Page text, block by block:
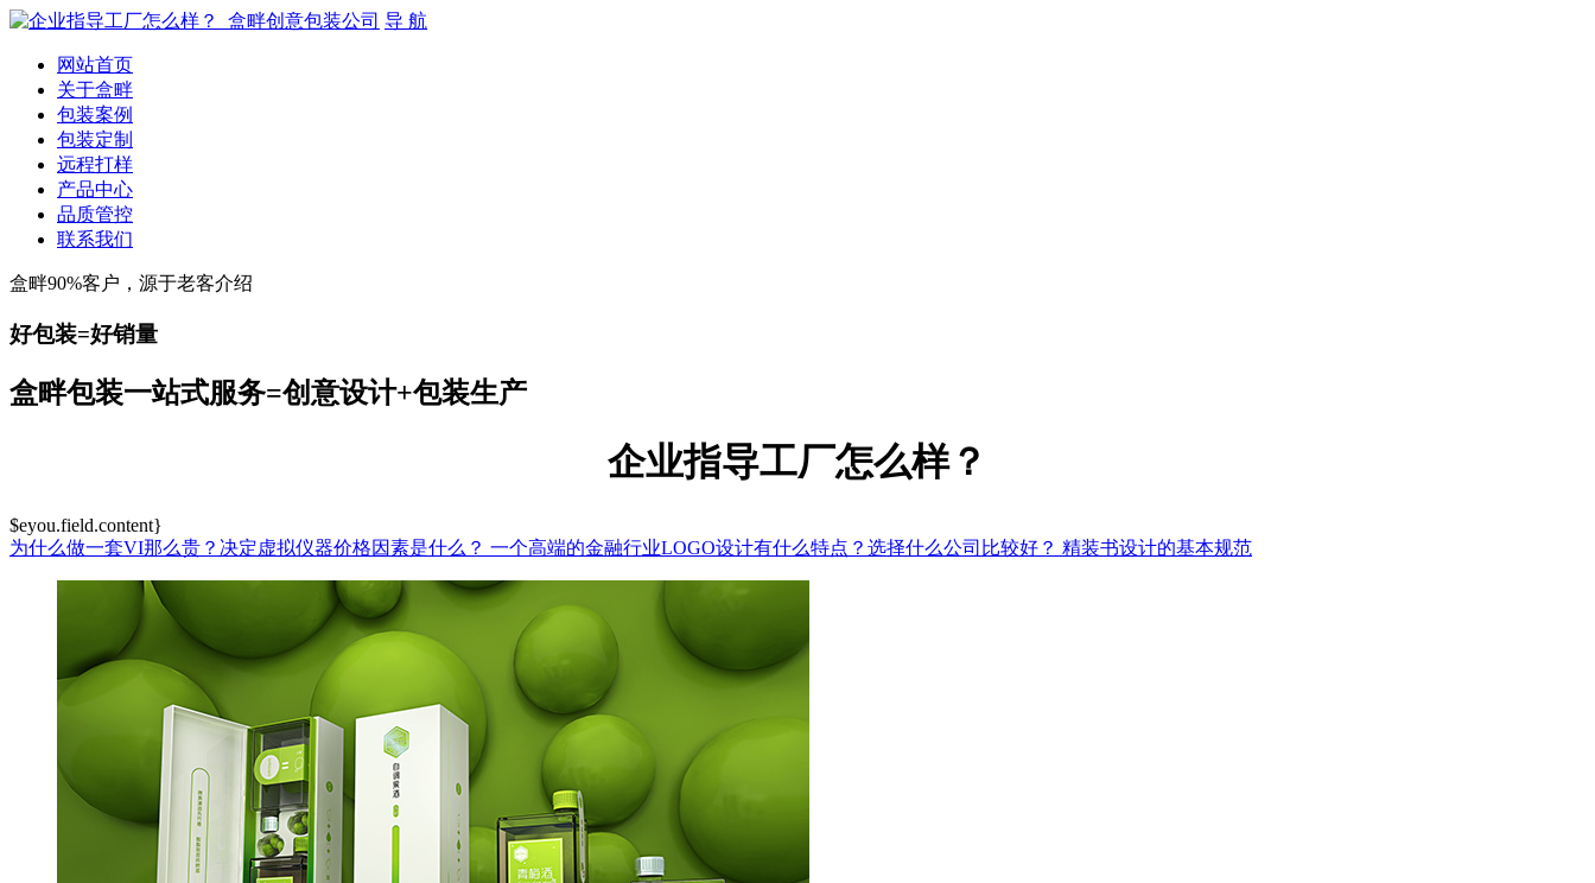
导 航
网站首页
关于盒畔
包装案例
包装定制
远程打样
产品中心
品质管控
联系我们
盒畔90%客户，源于老客介绍
好包装=好销量
盒畔包装一站式服务=创意设计+包装生产
企业指导工厂怎么样？
$eyou.field.content}
为什么做一套VI那么贵？决定虚拟仪器价格因素是什么？ 一个高端的金融行业LOGO设计有什么特点？选择什么公司比较好？ 精装书设计的基本规范